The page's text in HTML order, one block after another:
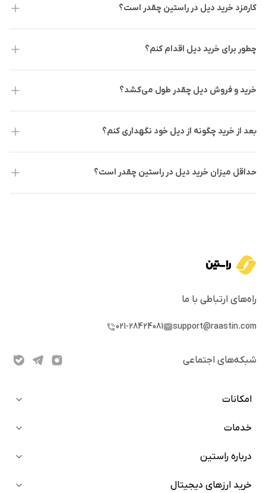
کارمزد خرید دیل در راستین چقدر است؟
چطور برای خرید دیل اقدام کنم؟
خرید و فروش دیل چقدر طول می‌کشد؟
بعد از خرید چگونه از دیل خود نگهداری کنم؟
حداقل میزان خرید دیل در راستین چقدر است؟
راه‌های ارتباطی با ما
support@raastin.com
021-28424081
شبکه‌های اجتماعی
امکانات
خرید آنی
دعوت از دوستان
خدمات
بلاگ
نینجا
درباره راستین
سوالات متداول
خرید ارزهای دیجیتال